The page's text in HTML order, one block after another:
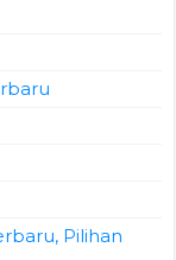
Pilihan